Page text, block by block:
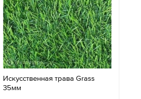
Искусственная трава Grass
35мм